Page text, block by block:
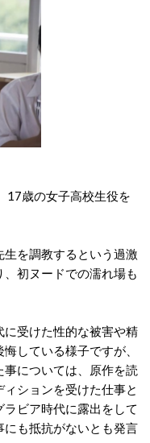
17歳の女子高校生役を
を調教するという過激
初ヌードでの濡れ場も
受けた性的な被害や精
している様子ですが、
については、原作を読
ションを受けた仕事と
ビア時代に露出をして
も抵抗がないとも発言